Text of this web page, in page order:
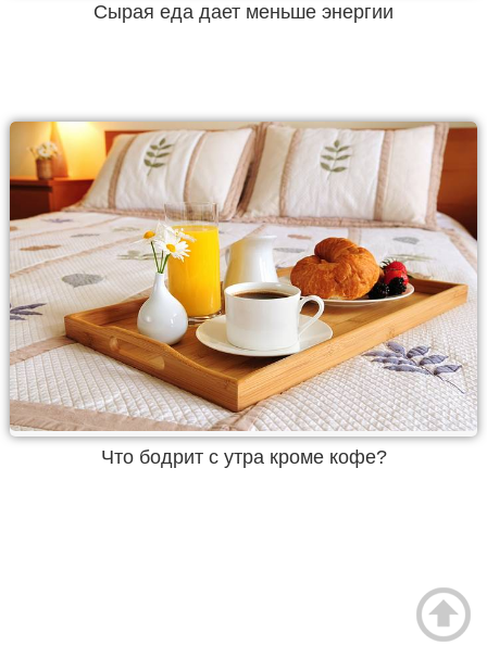
Сырая еда дает меньше энергии
Что бодрит с утра кроме кофе?